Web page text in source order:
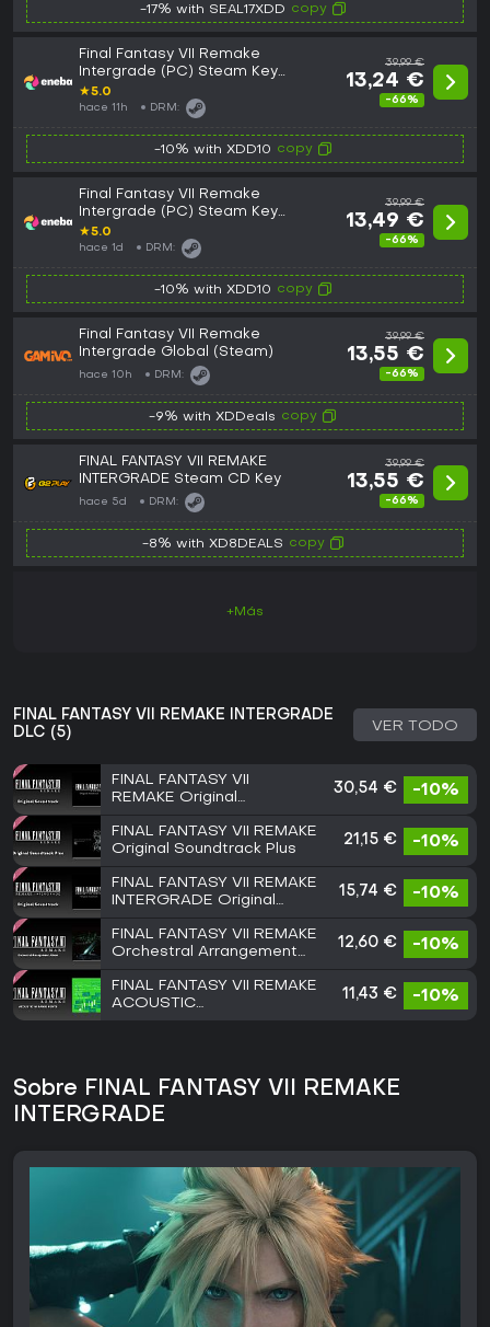
-17% with SEAL17XDD copy
Final Fantasy VII Remake
Intergrade (PC) Steam Key
GLOBAL
★5.0
hace 11h DRM:
39,99 €
13,24 €
-66%
-10% with XDD10 copy
Final Fantasy VII Remake
Intergrade (PC) Steam Key
EUROPE
★5.0
hace 1d DRM:
39,99 €
13,49 €
-66%
-10% with XDD10 copy
Final Fantasy VII Remake
Intergrade Global (Steam)
hace 10h DRM:
39,99 €
13,55 €
-66%
-9% with XDDeals copy
FINAL FANTASY VII REMAKE
INTERGRADE Steam CD Key
hace 5d DRM:
39,99 €
13,55 €
-66%
-8% with XD8DEALS copy
+Más
FINAL FANTASY VII REMAKE INTERGRADE
DLC (5)
VER TODO
FINAL FANTASY VII
REMAKE Original
30,54 € -10%
FINAL FANTASY VII REMAKE
Original Soundtrack Plus
21,15 € -10%
FINAL FANTASY VII REMAKE
INTERGRADE Original
15,74 € -10%
FINAL FANTASY VII REMAKE
Orchestral Arrangement
12,60 € -10%
FINAL FANTASY VII REMAKE
ACOUSTIC
11,43 € -10%
Sobre FINAL FANTASY VII REMAKE
INTERGRADE